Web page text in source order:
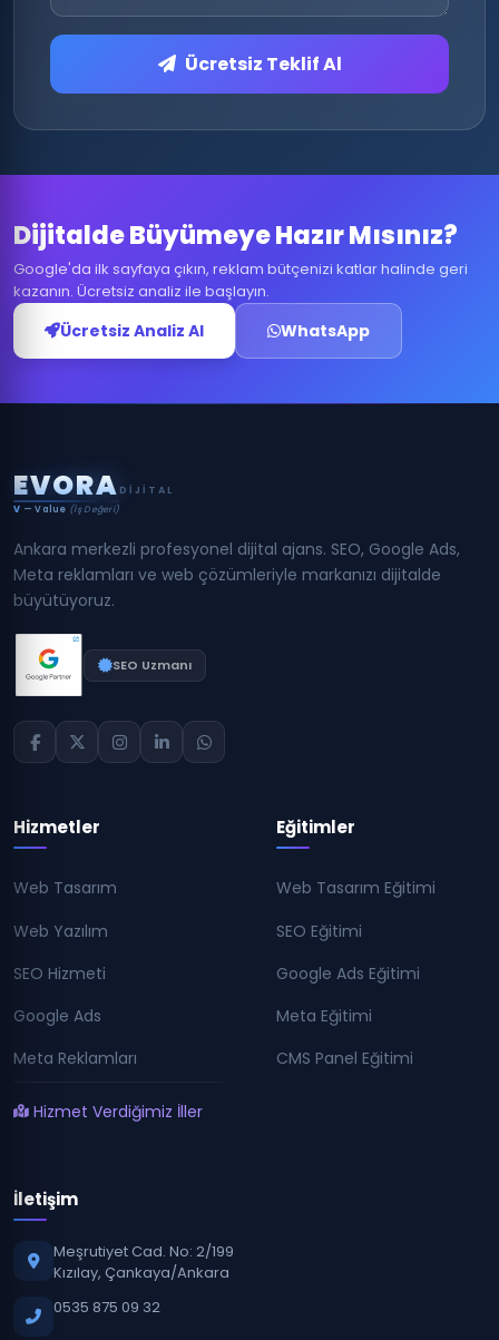
Ücretsiz Teklif Al
Dijitalde Büyümeye Hazır Mısınız?
Google'da ilk sayfaya çıkın, reklam bütçenizi katlar halinde geri
kazanın. Ücretsiz analiz ile başlayın.
Ücretsiz Analiz Al WhatsApp
EVORA DIJITAL
V — Value (İş Değeri)
Ankara merkezli profesyonel dijital ajans. SEO, Google Ads,
Meta reklamları ve web çözümleriyle markanızı dijitalde
büyütüyoruz.
SEO Uzmanı
Hizmetler
Web Tasarım
Web Yazılım
SEO Hizmeti
Google Ads
Meta Reklamları
Hizmet Verdiğimiz İller
Eğitimler
Web Tasarım Eğitimi
SEO Eğitimi
Google Ads Eğitimi
Meta Eğitimi
CMS Panel Eğitimi
İletişim
Meşrutiyet Cad. No: 2/199
Kızılay, Çankaya/Ankara
0535 875 09 32